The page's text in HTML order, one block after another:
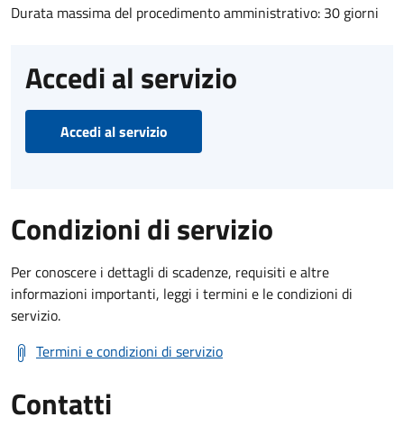
Durata massima del procedimento amministrativo: 30 giorni
Accedi al servizio
Accedi al servizio
Condizioni di servizio
Per conoscere i dettagli di scadenze, requisiti e altre
informazioni importanti, leggi i termini e le condizioni di
servizio.
Termini e condizioni di servizio
Contatti